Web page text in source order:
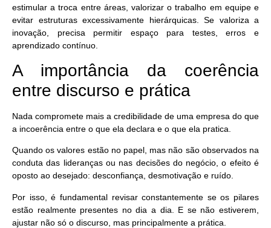
estimular a troca entre áreas, valorizar o trabalho em equipe e
evitar estruturas excessivamente hierárquicas. Se valoriza a
inovação, precisa permitir espaço para testes, erros e
aprendizado contínuo.
A importância da coerência
entre discurso e prática
Nada compromete mais a credibilidade de uma empresa do que
a incoerência entre o que ela declara e o que ela pratica.
Quando os valores estão no papel, mas não são observados na
conduta das lideranças ou nas decisões do negócio, o efeito é
oposto ao desejado: desconfiança, desmotivação e ruído.
Por isso, é fundamentalrevisar constantemente se os pilares
estão realmente presentes no dia a dia. E se não estiverem,
ajustar não só o discurso, mas principalmente a prática.